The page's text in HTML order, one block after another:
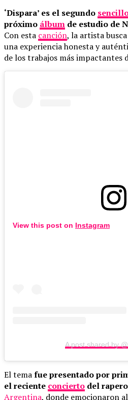
‘Dispara’ es el segundo
próximo álbum de estudio de
Con esta canción, la artista
una experiencia honesta y
de los trabajos más impactantes
View this post on Instagram
A post shared by
El temafue presentado por
el reciente concierto del
Argentina, donde emocionaron